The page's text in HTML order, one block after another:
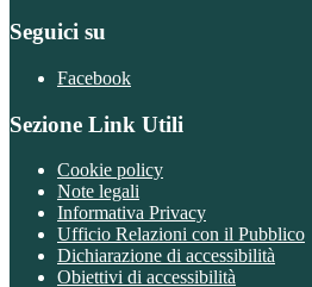
Seguici su
Facebook
Sezione Link Utili
Cookie policy
Note legali
Informativa Privacy
Ufficio Relazioni con il Pubblico
Dichiarazione di accessibilità
Obiettivi di accessibilità